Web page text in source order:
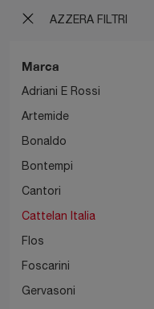
AZZERA FILTRI
Marca
Adriani E Rossi
Artemide
Bonaldo
Bontempi
Cantori
Cattelan Italia
Flos
Foscarini
Gervasoni